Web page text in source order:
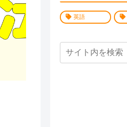
英語